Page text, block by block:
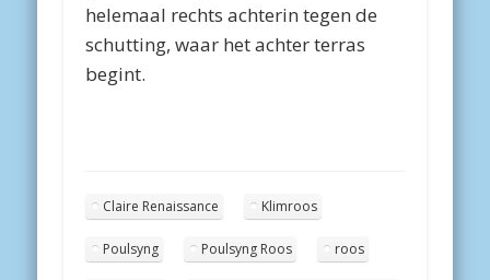
helemaal rechts achterin tegen de
schutting, waar het achter terras
begint.
Claire Renaissance Klimroos
Poulsyng Poulsyng Roos roos